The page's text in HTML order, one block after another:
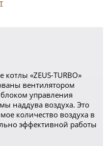
«ZEUS-TURBO»
вентилятором
управления
наддува воздуха. Это
количество воздуха в
эффективной работы